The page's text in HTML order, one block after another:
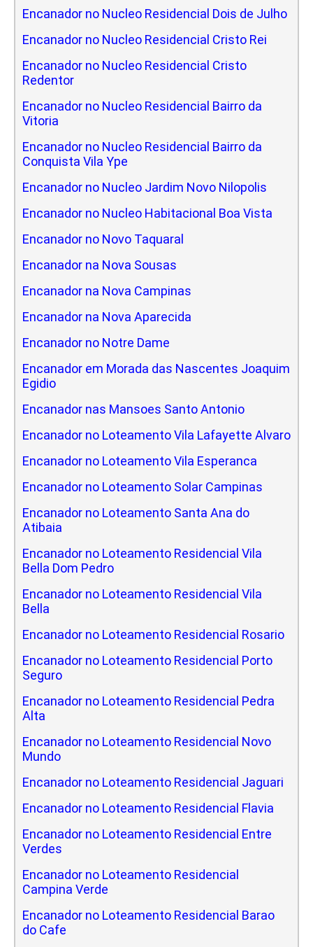
Encanador no Nucleo Residencial Dois de Julho
Encanador no Nucleo Residencial Cristo Rei
Encanador no Nucleo Residencial Cristo
Redentor
Encanador no Nucleo Residencial Bairro da
Vitoria
Encanador no Nucleo Residencial Bairro da
Conquista Vila Ype
Encanador no Nucleo Jardim Novo Nilopolis
Encanador no Nucleo Habitacional Boa Vista
Encanador no Novo Taquaral
Encanador na Nova Sousas
Encanador na Nova Campinas
Encanador na Nova Aparecida
Encanador no Notre Dame
Encanador em Morada das Nascentes Joaquim
Egidio
Encanador nas Mansoes Santo Antonio
Encanador no Loteamento Vila Lafayette Alvaro
Encanador no Loteamento Vila Esperanca
Encanador no Loteamento Solar Campinas
Encanador no Loteamento Santa Ana do
Atibaia
Encanador no Loteamento Residencial Vila
Bella Dom Pedro
Encanador no Loteamento Residencial Vila
Bella
Encanador no Loteamento Residencial Rosario
Encanador no Loteamento Residencial Porto
Seguro
Encanador no Loteamento Residencial Pedra
Alta
Encanador no Loteamento Residencial Novo
Mundo
Encanador no Loteamento Residencial Jaguari
Encanador no Loteamento Residencial Flavia
Encanador no Loteamento Residencial Entre
Verdes
Encanador no Loteamento Residencial
Campina Verde
Encanador no Loteamento Residencial Barao
do Cafe